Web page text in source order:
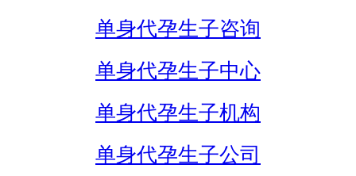
单身代孕生子咨询
单身代孕生子中心
单身代孕生子机构
单身代孕生子公司